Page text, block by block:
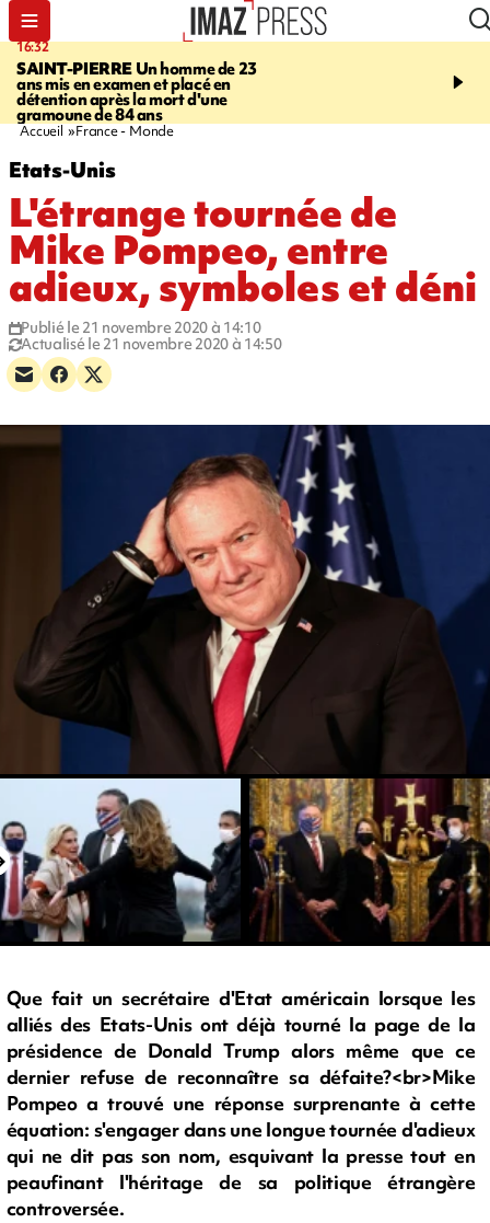
16:32
SAINT-PIERREUn homme de 23
ans mis en examen et placé en
détention après la mort d'une
gramoune de 84 ans
21:08
et Turquie scellent un
Accueil France - Monde
Etats-Unis
L'étrange tournée de
Mike Pompeo, entre
adieux, symboles et déni
Publié le 21 novembre 2020 à 14:10
Actualisé le 21 novembre 2020 à 14:50
Que fait un secrétaire d'Etat américain lorsque les
alliés des Etats-Unis ont déjà tourné la page de la
présidence de Donald Trump alors même que ce
dernier refuse de reconnaître sa défaite?<br>Mike
Pompeo a trouvé une réponse surprenante à cette
équation: s'engager dans une longue tournée d'adieux
qui ne dit pas son nom, esquivant la presse tout en
peaufinant l'héritage de sa politique étrangère
controversée.